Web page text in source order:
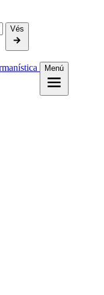
Vés
Menú